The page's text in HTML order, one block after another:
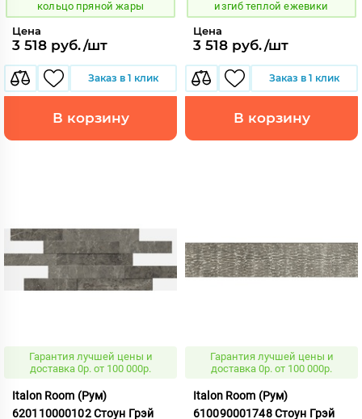
кольцо пряной жары
Цена
3 518 руб./шт
Заказ в 1 клик
В корзину
изгиб теплой ежевики
Цена
3 518 руб./шт
Заказ в 1 клик
В корзину
Гарантия лучшей цены и
доставка 0р. от 100 000р.
Italon Room (Рум)
620110000102 Стоун Грэй
Гарантия лучшей цены и
доставка 0р. от 100 000р.
Italon Room (Рум)
610090001748 Стоун Грэй